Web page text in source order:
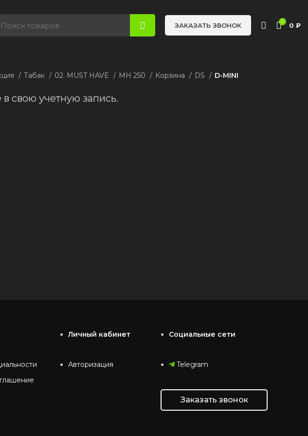
ЗАКАЗАТЬ ЗВОНОК 0 0 ₽
Табак 02. MUST HAVE MH 250 Корзина DS D-MINI
свою учетную запись.
Личный кабинет
Авторизация
Социальные сети
Telegram
Заказать звонок